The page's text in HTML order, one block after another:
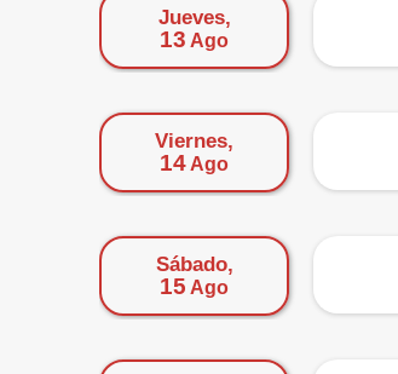
Jueves,
13 Ago
Viernes,
14 Ago
Sábado,
15 Ago